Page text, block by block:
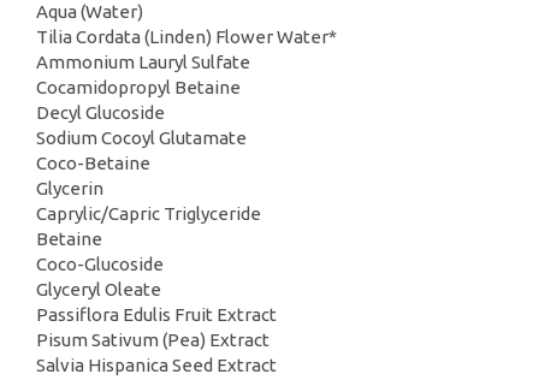
Aqua (Water)
Tilia Cordata (Linden) Flower Water*
Ammonium Lauryl Sulfate
Cocamidopropyl Betaine
Decyl Glucoside
Sodium Cocoyl Glutamate
Coco-Betaine
Glycerin
Caprylic/Capric Triglyceride
Betaine
Coco-Glucoside
Glyceryl Oleate
Passiflora Edulis Fruit Extract
Pisum Sativum (Pea) Extract
Salvia Hispanica Seed Extract